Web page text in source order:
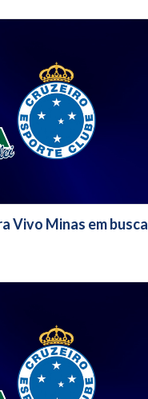
Vivo Minas em busca